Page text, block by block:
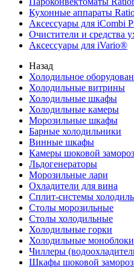
Кухонные аппараты
Аксессуары для iCombi
Очистители и средства
Аксессуары для iVario®
Назад
Холодильное
Холодильные витрины
Холодильные шкафы
Холодильные камеры
Морозильные шкафы
Барные холодильники
Винные шкафы
Камеры шоковой
Льдогенераторы
Морозильные лари
Охладители для вина
Сплит-системы
Столы морозильные
Столы холодильные
Холодильные горки
Холодильные моноблоки
Чиллеры
Шкафы шоковой